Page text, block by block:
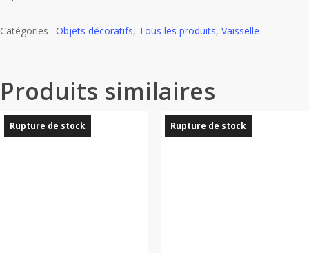
Catégories : Objets décoratifs, Tous les produits, Vaisselle
Produits similaires
Rupture de stock Rupture de stock